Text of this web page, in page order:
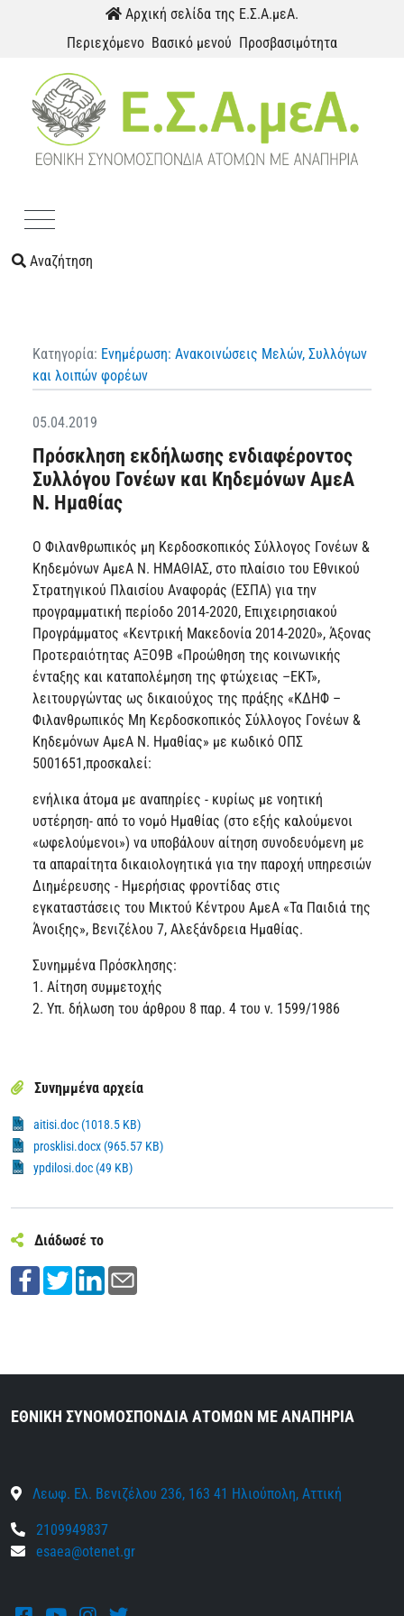
Παράκαμψη προς το περιεχόμενοΑρχική σελίδα της Ε.Σ.Α.μεΑ.
Περιεχόμενο Βασικό μενού Προσβασιμότητα
Αναζήτηση
Κατηγορία: Ενημέρωση: Ανακοινώσεις Μελών, Συλλόγων
και λοιπών φορέων
05.04.2019
Πρόσκληση εκδήλωσης ενδιαφέροντος
Συλλόγου Γονέων και Κηδεμόνων ΑμεΑ
Ν. Ημαθίας
Ο Φιλανθρωπικός μη Κερδοσκοπικός Σύλλογος Γονέων &
Κηδεμόνων ΑμεΑ Ν. ΗΜΑΘΙΑΣ, στο πλαίσιο του Εθνικού
Στρατηγικού Πλαισίου Αναφοράς (ΕΣΠΑ) για την
προγραμματική περίοδο 2014-2020, Επιχειρησιακού
Προγράμματος «Κεντρική Μακεδονία 2014-2020», Άξονας
Προτεραιότητας ΑΞΟ9Β «Προώθηση της κοινωνικής
ένταξης και καταπολέμηση της φτώχειας –ΕΚΤ»,
λειτουργώντας ως δικαιούχος της πράξης «ΚΔΗΦ –
Φιλανθρωπικός Μη Κερδοσκοπικός Σύλλογος Γονέων &
Κηδεμόνων ΑμεΑ Ν. Ημαθίας» με κωδικό ΟΠΣ
5001651,προσκαλεί:
ενήλικα άτομα με αναπηρίες - κυρίως με νοητική
υστέρηση- από το νομό Ημαθίας (στο εξής καλούμενοι
«ωφελούμενοι») να υποβάλουν αίτηση συνοδευόμενη με
τα απαραίτητα δικαιολογητικά για την παροχή υπηρεσιών
Διημέρευσης - Ημερήσιας φροντίδας στις
εγκαταστάσεις του Μικτού Κέντρου ΑμεΑ «Τα Παιδιά της
Άνοιξης», Βενιζέλου 7, Αλεξάνδρεια Ημαθίας.
Συνημμένα Πρόσκλησης:
1. Αίτηση συμμετοχής
2. Υπ. δήλωση του άρθρου 8 παρ. 4 του ν. 1599/1986
Συνημμένα αρχεία
aitisi.doc (1018.5 KB)
prosklisi.docx (965.57 KB)
ypdilosi.doc (49 KB)
Διάδωσέ το
ΕΘΝΙΚΗ ΣΥΝΟΜΟΣΠΟΝΔΙΑ ΑΤΟΜΩΝ ΜΕ ΑΝΑΠΗΡΙΑ
Λεωφ. Ελ. Βενιζέλου 236, 163 41 Ηλιούπολη, Αττική
2109949837
esaea@otenet.gr